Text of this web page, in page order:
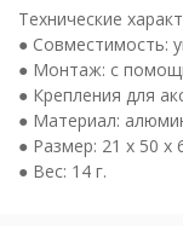
Технические
● Совместимость:
● Монтаж: с
● Крепления для
● Материал:
● Размер: 21 х 50 х
● Вес: 14 г.